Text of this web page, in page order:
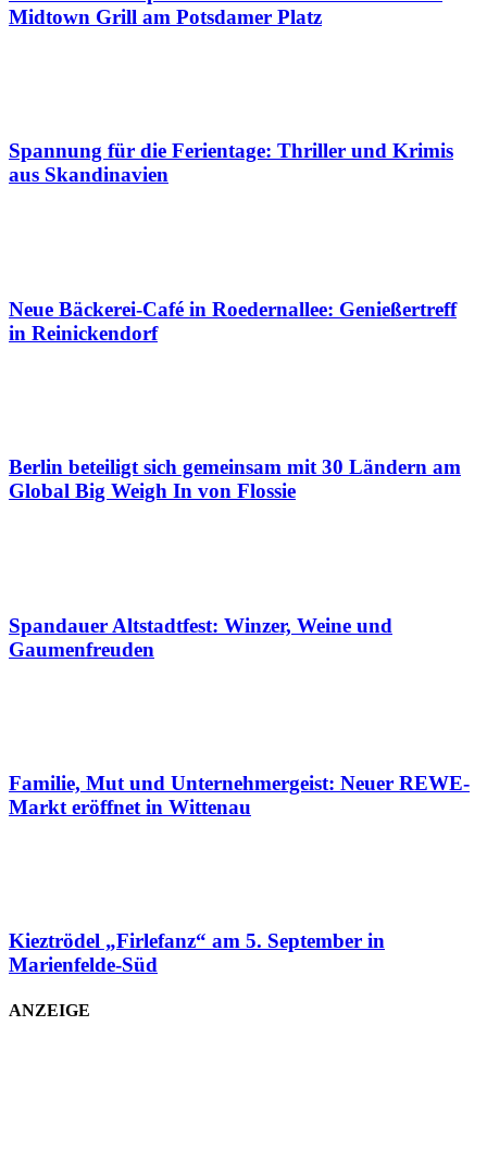
Midtown Grill am Potsdamer Platz
Spannung für die Ferientage: Thriller und Krimis
aus Skandinavien
Neue Bäckerei-Café in Roedernallee: Genießertreff
in Reinickendorf
Berlin beteiligt sich gemeinsam mit 30 Ländern am
Global Big Weigh In von Flossie
Spandauer Altstadtfest: Winzer, Weine und
Gaumenfreuden
Familie, Mut und Unternehmergeist: Neuer REWE-
Markt eröffnet in Wittenau
Kieztrödel „Firlefanz“ am 5. September in
Marienfelde-Süd
ANZEIGE